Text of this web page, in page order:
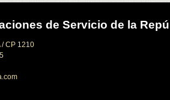
de Servicio de la
/ CP 1210